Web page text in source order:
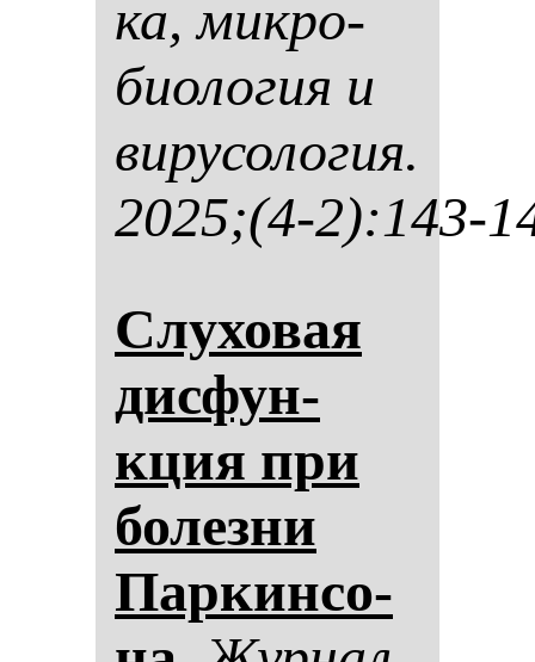
ка, мик­ро­
би­оло­гия и
ви­ру­со­ло­гия.
2025;(4-2):143-
Слу­хо­вая
дис­фун­
кция при
бо­лез­ни
Пар­кин­со­